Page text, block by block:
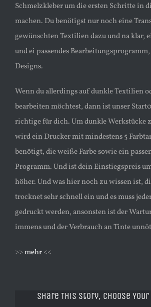
Schmelzkleber um die ersten Schritte in
machen. Du benötigst nur noch eine
gewünschten Textilien dazu und na klar,
und ei passendes
Designs.
Wenn du allerdings auf dunkle Textilien
bearbeiten möchtest, dann ist unser
richtige für dich. Um dunkle Werkstücke
wird ein Drucker mit mindestens 5
benötigt, die weiße Farbe sowie ein
Programm. Und ist dein Einstiegspreis
höher. Und was hier noch zu wissen ist,
trocknet sehr schnell ein und es muss
gedruckt werden, ansonsten ist der
immens und der Verbrauch an Tinte
>>mehr<<
Share This Story, Choose